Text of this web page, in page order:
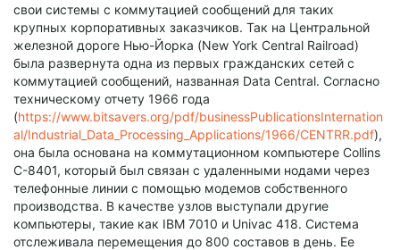
свои системы с коммутацией сообщений для таких
крупных корпоративных заказчиков. Так на Центральной
железной дороге Нью-Йорка (New York Central Railroad)
была развернута одна из первых гражданских сетей с
коммутацией сообщений, названная Data Central. Согласно
техническому отчету 1966 года
(https://www.bitsavers.org/pdf/businessPublicationsInternation
al/Industrial_Data_Processing_Applications/1966/CENTRR.pdf),
она была основана на коммутационном компьютере Collins
C-8401, который был связан с удаленными нодами через
телефонные линии с помощью модемов собственного
производства. В качестве узлов выступали другие
компьютеры, такие как IBM 7010 и Univac 418. Система
отслеживала перемещения до 800 составов в день. Ее